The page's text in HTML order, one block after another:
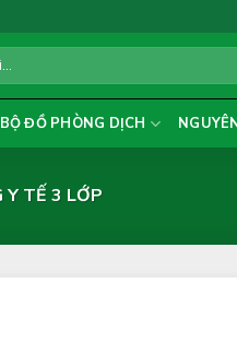
BỘ ĐỒ PHÒNG DỊCH
Y TẾ 3 LỚP